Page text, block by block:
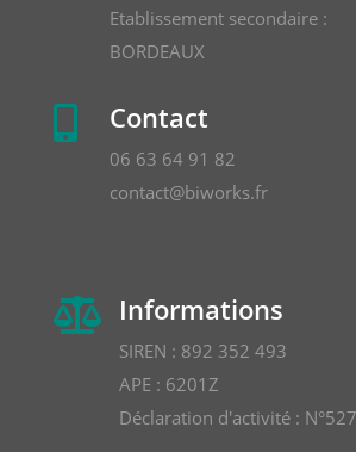
Etablissement secondaire :
BORDEAUX
 Contact
06 63 64 91 82
contact@biworks.fr
 Informations
SIREN : 892 352 493
APE : 6201Z
Déclaration d'activité :